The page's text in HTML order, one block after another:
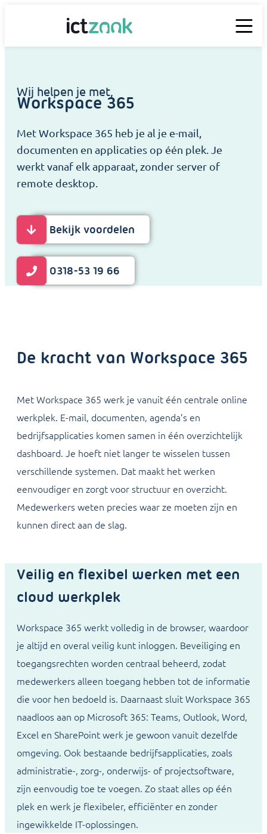
Wij helpen je met,
Workspace 365
Met Workspace 365 heb je al je e-mail,
documenten en applicaties op één plek. Je
werkt vanaf elk apparaat, zonder server of
remote desktop.
Bekijk voordelen
0318-53 19 66
De kracht van Workspace 365
Met Workspace 365 werk je vanuit één centrale online
werkplek. E-mail, documenten, agenda’s en
bedrijfsapplicaties komen samen in één overzichtelijk
dashboard. Je hoeft niet langer te wisselen tussen
verschillende systemen. Dat maakt het werken
eenvoudiger en zorgt voor structuur en overzicht.
Medewerkers weten precies waar ze moeten zijn en
kunnen direct aan de slag.
Veilig en flexibel werken met een
cloud werkplek
Workspace 365 werkt volledig in de browser, waardoor
je altijd en overal veilig kunt inloggen. Beveiliging en
toegangsrechten worden centraal beheerd, zodat
medewerkers alleen toegang hebben tot de informatie
die voor hen bedoeld is. Daarnaast sluit Workspace 365
naadloos aan op Microsoft 365: Teams, Outlook, Word,
Excel en SharePoint werk je gewoon vanuit dezelfde
omgeving. Ook bestaande bedrijfsapplicaties, zoals
administratie-, zorg-, onderwijs- of projectsoftware,
zijn eenvoudig toe te voegen. Zo staat alles op één
plek en werk je flexibeler, efficiënter en zonder
ingewikkelde IT-oplossingen.